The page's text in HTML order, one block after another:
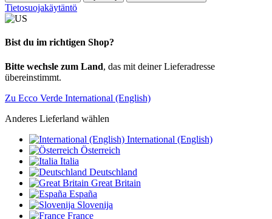
Tietosuojakäytäntö
Bist du im richtigen Shop?
Bitte wechsle zum Land, das mit deiner Lieferadresse
übereinstimmt.
Zu Ecco Verde International (English)
Anderes Lieferland wählen
International (English)
Österreich
Italia
Deutschland
Great Britain
España
Slovenija
France